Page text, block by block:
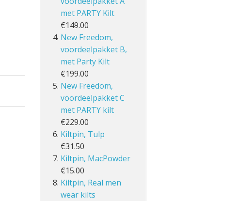
met PARTY Kilt
€149.00
New Freedom,
voordeelpakket B,
met Party Kilt
€199.00
New Freedom,
voordeelpakket C
met PARTY kilt
€229.00
Kiltpin, Tulp
€31.50
Kiltpin, MacPowder
€15.00
Kiltpin, Real men
wear kilts